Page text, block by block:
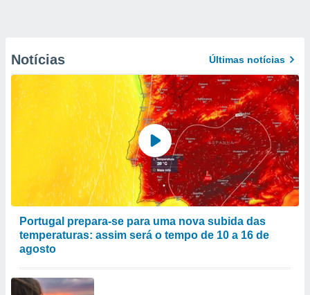
Notícias Últimas notícias
Portugal prepara-se para uma nova subida das
temperaturas: assim será o tempo de 10 a 16 de
agosto